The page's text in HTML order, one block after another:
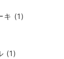
キ (1)
(1)